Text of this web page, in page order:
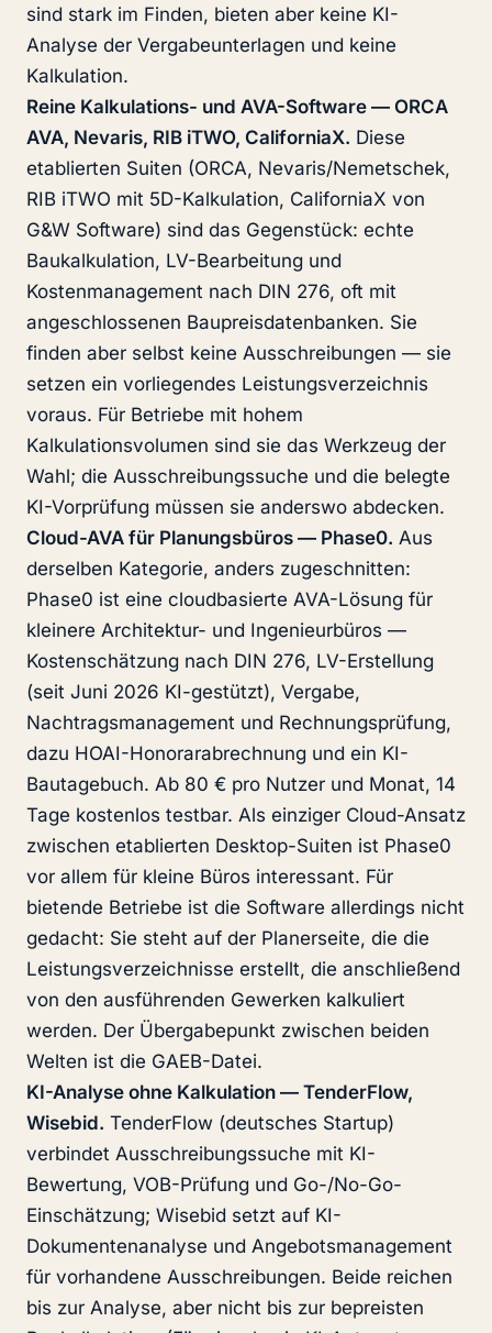
sind stark im Finden, bieten aber keine KI-
Analyse der Vergabeunterlagen und keine
Kalkulation.
Reine Kalkulations- und AVA-Software — ORCA
AVA, Nevaris, RIB iTWO, CaliforniaX. Diese
etablierten Suiten (ORCA, Nevaris/Nemetschek,
RIB iTWO mit 5D-Kalkulation, CaliforniaX von
G&W Software) sind das Gegenstück: echte
Baukalkulation, LV-Bearbeitung und
Kostenmanagement nach DIN 276, oft mit
angeschlossenen Baupreisdatenbanken. Sie
finden aber selbst keine Ausschreibungen — sie
setzen ein vorliegendes Leistungsverzeichnis
voraus. Für Betriebe mit hohem
Kalkulationsvolumen sind sie das Werkzeug der
Wahl; die Ausschreibungssuche und die belegte
KI-Vorprüfung müssen sie anderswo abdecken.
Cloud-AVA für Planungsbüros — Phase0. Aus
derselben Kategorie, anders zugeschnitten:
Phase0 ist eine cloudbasierte AVA-Lösung für
kleinere Architektur- und Ingenieurbüros —
Kostenschätzung nach DIN 276, LV-Erstellung
(seit Juni 2026 KI-gestützt), Vergabe,
Nachtragsmanagement und Rechnungsprüfung,
dazu HOAI-Honorarabrechnung und ein KI-
Bautagebuch. Ab 80 € pro Nutzer und Monat, 14
Tage kostenlos testbar. Als einziger Cloud-Ansatz
zwischen etablierten Desktop-Suiten ist Phase0
vor allem für kleine Büros interessant. Für
bietende Betriebe ist die Software allerdings nicht
gedacht: Sie steht auf der Planerseite, die die
Leistungsverzeichnisse erstellt, die anschließend
von den ausführenden Gewerken kalkuliert
werden. Der Übergabepunkt zwischen beiden
Welten ist die GAEB-Datei.
KI-Analyse ohne Kalkulation — TenderFlow,
Wisebid. TenderFlow (deutsches Startup)
verbindet Ausschreibungssuche mit KI-
Bewertung, VOB-Prüfung und Go-/No-Go-
Einschätzung; Wisebid setzt auf KI-
Dokumentenanalyse und Angebotsmanagement
für vorhandene Ausschreibungen. Beide reichen
bis zur Analyse, aber nicht bis zur bepreisten